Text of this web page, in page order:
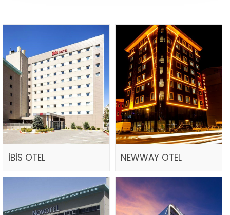
İBİS OTEL NEWWAY OTEL